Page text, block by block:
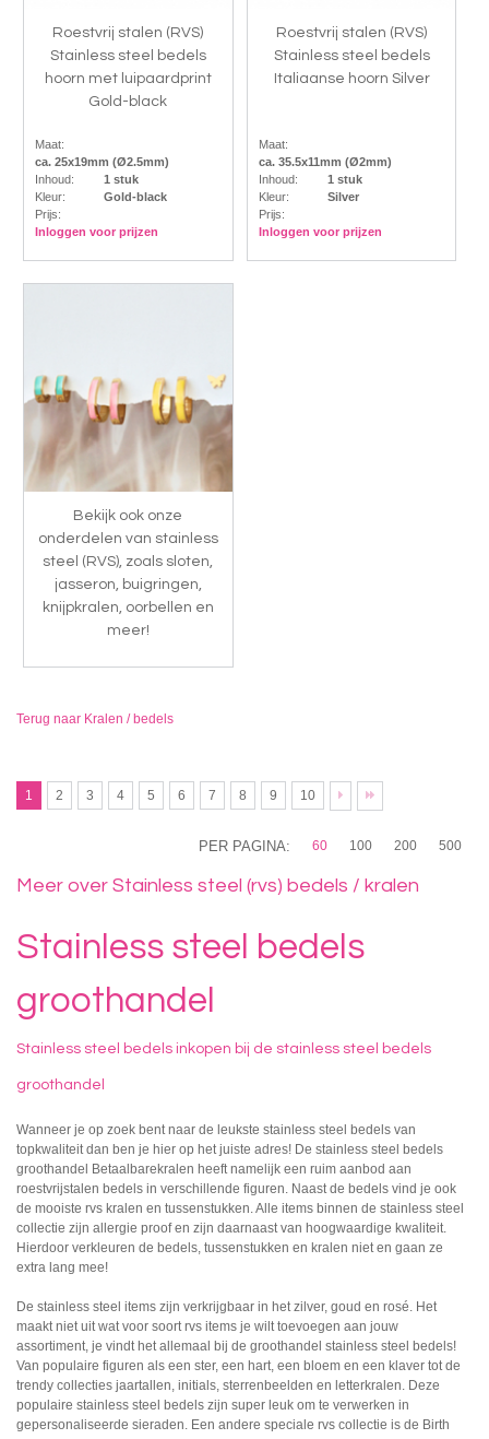
Roestvrij stalen (RVS)
Stainless steel bedels
hoorn met luipaardprint
Gold-black
Maat:
ca. 25x19mm (Ø2.5mm)
Inhoud:
1 stuk
Kleur:
Gold-black
Prijs:
Inloggen voor prijzen
Roestvrij stalen (RVS)
Stainless steel bedels
Italiaanse hoorn Silver
Maat:
ca. 35.5x11mm (Ø2mm)
Inhoud:
1 stuk
Kleur:
Silver
Prijs:
Inloggen voor prijzen
Bekijk ook onze
onderdelen van stainless
steel (RVS), zoals sloten,
jasseron, buigringen,
knijpkralen, oorbellen en
meer!
Terug naar Kralen / bedels
1 2 3 4 5 6 7 8 9 10
60 100 200 500
PER PAGINA:
Meer over Stainless steel (rvs) bedels / kralen
Stainless steel bedels
groothandel
Stainless steel bedels inkopen bij de stainless steel bedels
groothandel
Wanneer je op zoek bent naar de leukste stainless steel bedels van
topkwaliteit dan ben je hier op het juiste adres! De stainless steel bedels
groothandel Betaalbarekralen heeft namelijk een ruim aanbod aan
roestvrijstalen bedels in verschillende figuren. Naast de bedels vind je ook
de mooiste rvs kralen en tussenstukken. Alle items binnen de stainless steel
collectie zijn allergie proof en zijn daarnaast van hoogwaardige kwaliteit.
Hierdoor verkleuren de bedels, tussenstukken en kralen niet en gaan ze
extra lang mee!
De stainless steel items zijn verkrijgbaar in het zilver, goud en rosé. Het
maakt niet uit wat voor soort rvs items je wilt toevoegen aan jouw
assortiment, je vindt het allemaal bij de groothandel stainless steel bedels!
Van populaire figuren als een ster, een hart, een bloem en een klaver tot de
trendy collecties jaartallen, initials, sterrenbeelden en letterkralen. Deze
populaire stainless steel bedels zijn super leuk om te verwerken in
gepersonaliseerde sieraden. Een andere speciale rvs collectie is de Birth